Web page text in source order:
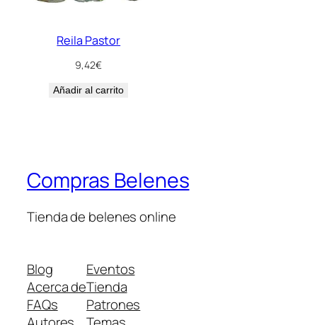
Reila Pastor
9,42€
Añadir al carrito
Compras Belenes
Tienda de belenes online
Blog
Acerca de
FAQs
Eventos
Tienda
Patrones